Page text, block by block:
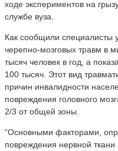
ходе экспериментов на
службе вуза.
Как сообщили специалисты
черепно-мозговых травм в
тысяч человек в год, а
100 тысяч. Этот вид
причин инвалидности
повреждения головного
2/3 от общей зоны.
“Основными факторами,
повреждения нервной